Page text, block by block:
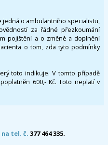
jedná o ambulantního specialistu,
za řádné přezkoumání
pojištění a o změně a doplnění
o tom, zda tyto podmínky
toto indikuje. V tomto případě
600,- Kč. Toto neplatí v
tel. č. 377 464 335.